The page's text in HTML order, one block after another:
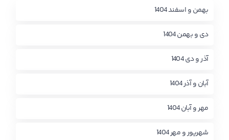
بهمن و اسفند 1404
دی و بهمن 1404
آذر و دی 1404
آبان و آذر 1404
مهر و آبان 1404
شهریور و مهر 1404